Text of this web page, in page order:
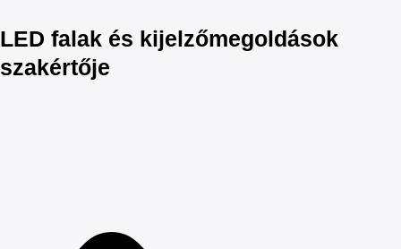
LED falak és kijelzőmegoldások
szakértője